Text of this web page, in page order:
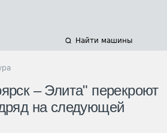
Найти машины
– Элита" перекроют
на следующей